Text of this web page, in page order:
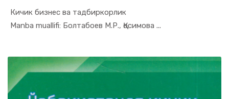
Кичик бизнес ва тадбиркорлик
Manba muallifi: Болтабоев М.Р., Қосимова ...
In Tadbirk...